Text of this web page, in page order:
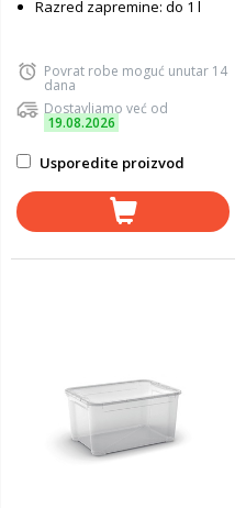
Razred zapremine: do 1 l
Povrat robe moguć unutar 14
dana
Dostavljamo već od
19.08.2026
Usporedite proizvod